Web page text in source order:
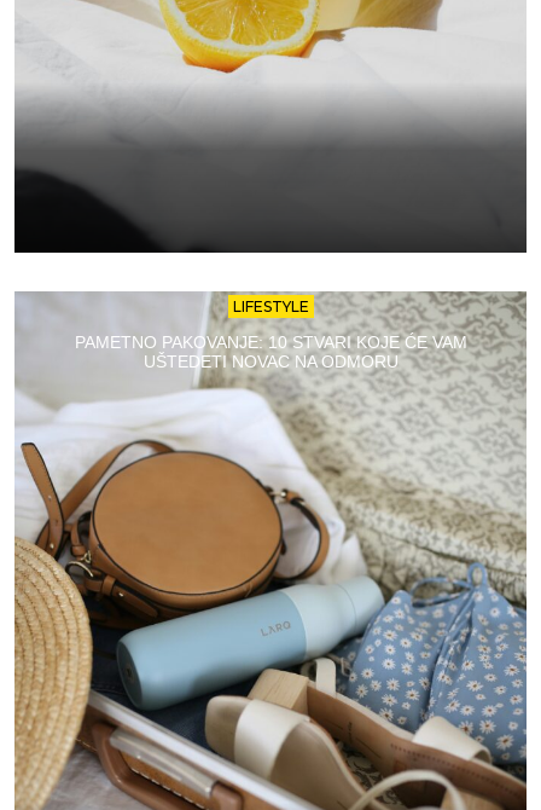
LIFESTYLE
PAMETNO PAKOVANJE: 10 STVARI KOJE ĆE VAM
UŠTEDETI NOVAC NA ODMORU